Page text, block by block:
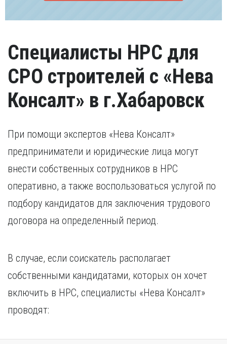
Специалисты НРС для
СРО строителей с «Нева
Консалт» в г.Хабаровск
При помощи экспертов «Нева Консалт»
предприниматели и юридические лица могут
внести собственных сотрудников в НРС
оперативно, а также воспользоваться услугой по
подбору кандидатов для заключения трудового
договора на определенный период.
В случае, если соискатель располагает
собственными кандидатами, которых он хочет
включить в НРС, специалисты «Нева Консалт»
проводят: